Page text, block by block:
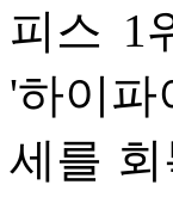
피스 1
'하이
세를